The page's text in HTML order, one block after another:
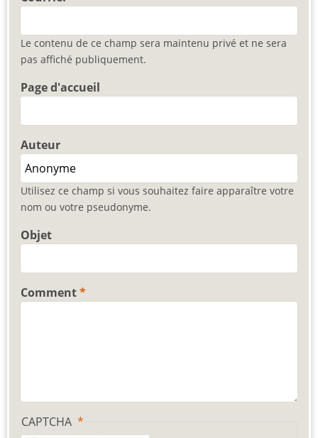
Le contenu de ce champ sera maintenu privé et ne sera
pas affiché publiquement.
Page d'accueil
Auteur
Utilisez ce champ si vous souhaitez faire apparaître votre
nom ou votre pseudonyme.
Objet
Comment
CAPTCHA